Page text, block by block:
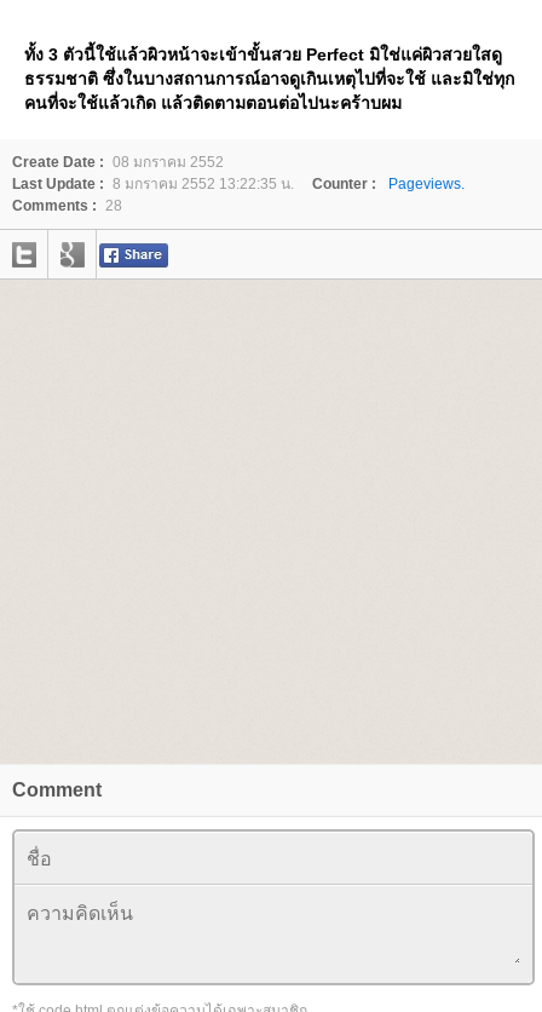
ทั้ง 3 ตัวนี้ใช้แล้วผิวหน้าจะเข้าขั้นสวย Perfect มิใช่แค่ผิวสวยใสดู
ธรรมชาติ ซึ่งในบางสถานการณ์อาจดูเกินเหตุไปที่จะใช้ และมิใช่ทุก
คนที่จะใช้แล้วเกิด แล้วติดตามตอนต่อไปนะคร้าบผม
Create Date : 08 มกราคม 2552
Last Update : 8 มกราคม 2552 13:22:35 น. Counter :
Pageviews.
Comments : 28
Comment